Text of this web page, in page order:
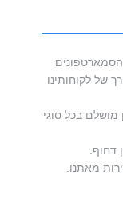
למכשירי הסמארטפונים
של לקוחותינו
בכל סוגי
דחוף.
מאתנו.